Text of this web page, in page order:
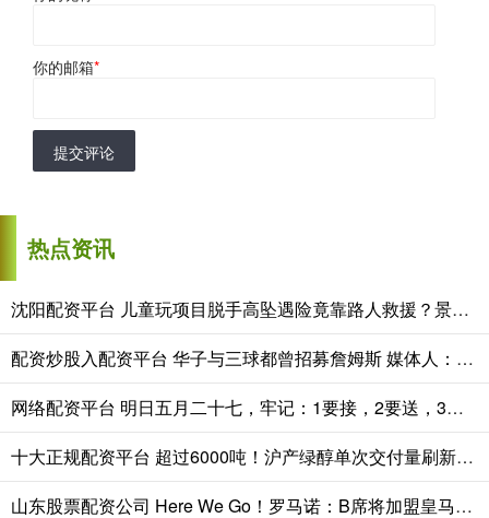
你的邮箱*
提交评论
热点资讯
沈阳配资平台 儿童玩项目脱手高坠遇险竟靠路人救援？景区网红游乐项目暗藏致命隐患！
配资炒股入配资平台 华子与三球都曾招募詹姆斯 媒体人：1%选手森林狼居然还在决赛圈
网络配资平台 明日五月二十七，牢记：1要接，2要送，3不做，4要吃，寓意吉祥美满
十大正规配资平台 超过6000吨！沪产绿醇单次交付量刷新国内纪录
山东股票配资公司 Here We Go！罗马诺：B席将加盟皇马，两年合同+一年续约选择权